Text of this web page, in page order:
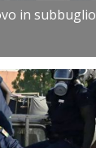
in subbuglio